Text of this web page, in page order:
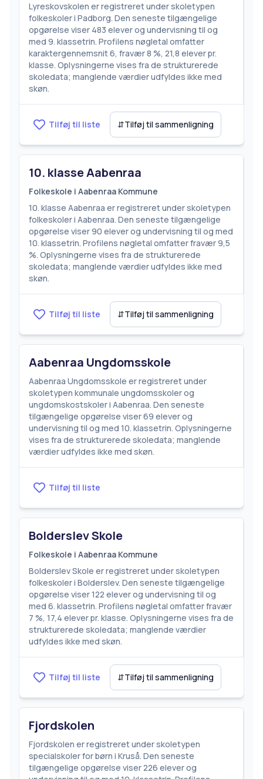
Lyreskovskolen er registreret under skoletypen
folkeskoler i Padborg. Den seneste tilgængelige
opgørelse viser 483 elever og undervisning til og
med 9. klassetrin. Profilens nøgletal omfatter
karaktergennemsnit 6, fravær 8 %, 21,8 elever pr.
klasse. Oplysningerne vises fra de strukturerede
skoledata; manglende værdier udfyldes ikke med
skøn.
Tilføj til liste ⇵Tilføj til sammenligning
10. klasse Aabenraa
Folkeskole i Aabenraa Kommune
10. klasse Aabenraa er registreret under skoletypen
folkeskoler i Aabenraa. Den seneste tilgængelige
opgørelse viser 90 elever og undervisning til og med
10. klassetrin. Profilens nøgletal omfatter fravær 9,5
%. Oplysningerne vises fra de strukturerede
skoledata; manglende værdier udfyldes ikke med
skøn.
Tilføj til liste ⇵Tilføj til sammenligning
Aabenraa Ungdomsskole
Aabenraa Ungdomsskole er registreret under
skoletypen kommunale ungdomsskoler og
ungdomskostskoler i Aabenraa. Den seneste
tilgængelige opgørelse viser 69 elever og
undervisning til og med 10. klassetrin. Oplysningerne
vises fra de strukturerede skoledata; manglende
værdier udfyldes ikke med skøn.
Tilføj til liste
Bolderslev Skole
Folkeskole i Aabenraa Kommune
Bolderslev Skole er registreret under skoletypen
folkeskoler i Bolderslev. Den seneste tilgængelige
opgørelse viser 122 elever og undervisning til og
med 6. klassetrin. Profilens nøgletal omfatter fravær
7 %, 17,4 elever pr. klasse. Oplysningerne vises fra de
strukturerede skoledata; manglende værdier
udfyldes ikke med skøn.
Tilføj til liste ⇵Tilføj til sammenligning
Fjordskolen
Fjordskolen er registreret under skoletypen
specialskoler for børn i Kruså. Den seneste
tilgængelige opgørelse viser 226 elever og